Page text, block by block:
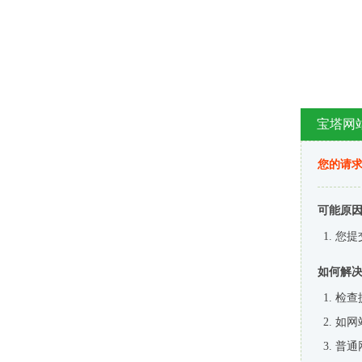
宝塔网
您的请
可能原
您提
如何解
检查
如网
普通